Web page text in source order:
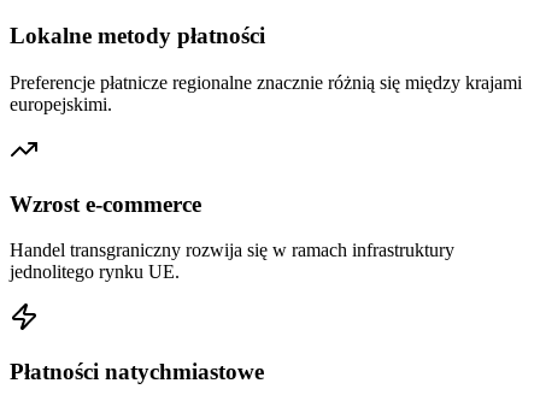
Lokalne metody płatności
Preferencje płatnicze regionalne znacznie różnią się między krajami
europejskimi.
Wzrost e-commerce
Handel transgraniczny rozwija się w ramach infrastruktury
jednolitego rynku UE.
Płatności natychmiastowe